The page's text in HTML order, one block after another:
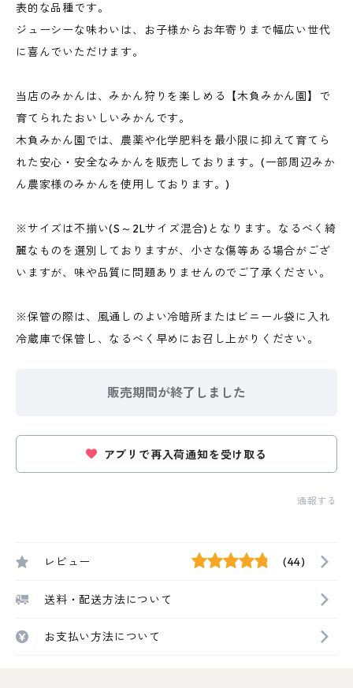
表的な品種です。
ジューシーな味わいは、お子様からお年寄りまで幅広い世代
に喜んでいただけます。
当店のみかんは、みかん狩りを楽しめる【木負みかん園】で
育てられたおいしいみかんです。
木負みかん園では、農薬や化学肥料を最小限に抑えて育てら
れた安心・安全なみかんを販売しております。(一部周辺みか
ん農家様のみかんを使用しております。)
※サイズは不揃い(S～2Lサイズ混合)となります。なるべく綺
麗なものを選別しておりますが、小さな傷等ある場合がござ
いますが、味や品質に問題ありませんのでご了承ください。
※保管の際は、風通しのよい冷暗所またはビニール袋に入れ
冷蔵庫で保管し、なるべく早めにお召し上がりください。
販売期間が終了しました
アプリで再入荷通知を受け取る
通報する
レビュー (44)
送料・配送方法について
お支払い方法について